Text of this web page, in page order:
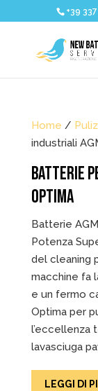
+39
Home /
industriali
BATTERIE
OPTIMA
Batterie
Potenza
del cleaning
macchine fa
e un fermo
Optima per
l’eccellenza
lavasciuga
LEGGI DI